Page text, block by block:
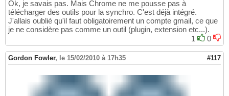
Ok, je savais pas. Mais Chrome ne me pousse pas à
télécharger des outils pour la synchro. C'est déjà intégré.
J'allais oublié qu'il faut obligatoirement un compte gmail, ce que
je ne considère pas comme un outil (plugin, extension etc...).
1
0
Gordon Fowler, le 15/02/2010 à 17h35 #117